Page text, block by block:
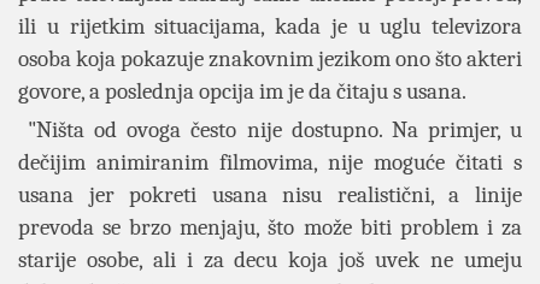
ili u rijetkim situacijama, kada je u uglu televizora
osoba koja pokazuje znakovnim jezikom ono što akteri
govore, a poslednja opcija im je da čitaju s usana.
"Ništa od ovoga često nije dostupno. Na primjer, u
dečijim animiranim filmovima, nije moguće čitati s
usana jer pokreti usana nisu realistični, a linije
prevoda se brzo menjaju, što može biti problem i za
starije osobe, ali i za decu koja još uvek ne umeju